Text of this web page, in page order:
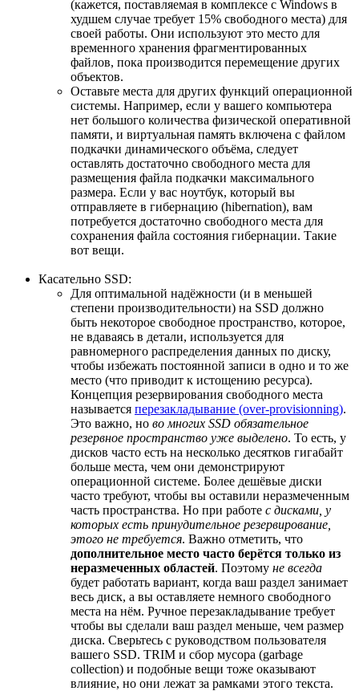
(кажется, поставляемая в комплексе с Windows в
худшем случае требует 15% свободного места) для
своей работы. Они используют это место для
временного хранения фрагментированных
файлов, пока производится перемещение других
объектов.
Оставьте места для других функций операционной
системы. Например, если у вашего компьютера
нет большого количества физической оперативной
памяти, и виртуальная память включена с файлом
подкачки динамического объёма, следует
оставлять достаточно свободного места для
размещения файла подкачки максимального
размера. Если у вас ноутбук, который вы
отправляете в гибернацию (hibernation), вам
потребуется достаточно свободного места для
сохранения файла состояния гибернации. Такие
вот вещи.
Касательно SSD:
Для оптимальной надёжности (и в меньшей
степени производительности) на SSD должно
быть некоторое свободное пространство, которое,
не вдаваясь в детали, используется для
равномерного распределения данных по диску,
чтобы избежать постоянной записи в одно и то же
место (что приводит к истощению ресурса).
Концепция резервирования свободного места
называется перезакладывание (over-provisionning).
Это важно, но во многих SSD обязательное
резервное пространство уже выделено. То есть, у
дисков часто есть на несколько десятков гигабайт
больше места, чем они демонстрируют
операционной системе. Более дешёвые диски
часто требуют, чтобы вы оставили неразмеченным
часть пространства. Но при работе с дисками, у
которых есть принудительное резервирование,
этого не требуется. Важно отметить, что
дополнительное место часто берётся только из
неразмеченных областей. Поэтому не всегда
будет работать вариант, когда ваш раздел занимает
весь диск, а вы оставляете немного свободного
места на нём. Ручное перезакладывание требует
чтобы вы сделали ваш раздел меньше, чем размер
диска. Сверьтесь с руководством пользователя
вашего SSD. TRIM и сбор мусора (garbage
collection) и подобные вещи тоже оказывают
влияние, но они лежат за рамками этого текста.